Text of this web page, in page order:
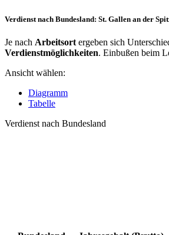
Verdienst nach Bundesland: St. Gallen an der
Je nach Arbeitsort ergeben sich
Verdienstmöglichkeiten. Einbußen beim
Ansicht wählen:
Diagramm
Tabelle
Verdienst nach Bundesland